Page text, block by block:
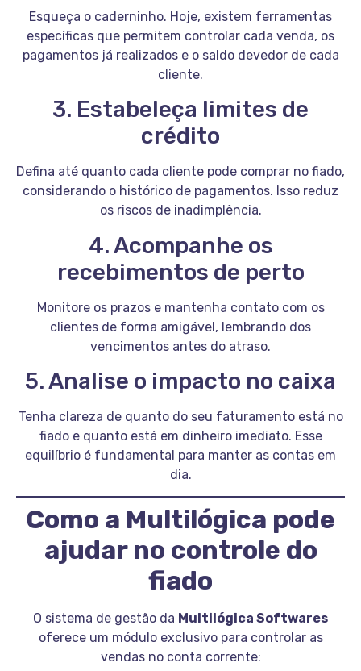
Esqueça o caderninho. Hoje, existem ferramentas
específicas que permitem controlar cada venda, os
pagamentos já realizados e o saldo devedor de cada
cliente.
3. Estabeleça limites de
crédito
Defina até quanto cada cliente pode comprar no fiado,
considerando o histórico de pagamentos. Isso reduz
os riscos de inadimplência.
4. Acompanhe os
recebimentos de perto
Monitore os prazos e mantenha contato com os
clientes de forma amigável, lembrando dos
vencimentos antes do atraso.
5. Analise o impacto no caixa
Tenha clareza de quanto do seu faturamento está no
fiado e quanto está em dinheiro imediato. Esse
equilíbrio é fundamental para manter as contas em
dia.
Como a Multilógica pode
ajudar no controle do
fiado
O sistema de gestão da Multilógica Softwares
oferece um módulo exclusivo para controlar as
vendas no conta corrente: